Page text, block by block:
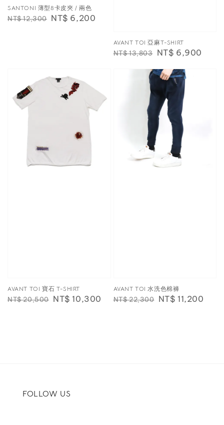
SANTONI 薄型8卡皮夾 / 兩色
Regular
NT$ 12,300 Sale
NT$ 6,200
AVANT TOI 亞麻T-SHIRT
Regular
NT$ 13,803 Sale
NT$ 6,900
AVANT TOI 寶石 T-SHIRT
Regular
NT$ 20,500 Sale
NT$ 10,300
AVANT TOI 水洗色棉褲
Regular
NT$ 22,300 Sale
NT$ 11,200
FOLLOW US